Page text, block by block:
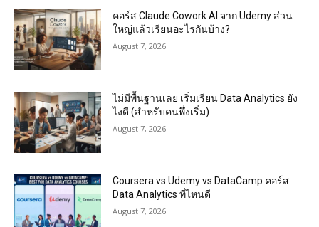
คอร์ส Claude Cowork AI จาก Udemy ส่วน
ใหญ่แล้วเรียนอะไรกันบ้าง?
August 7, 2026
ไม่มีพื้นฐานเลย เริ่มเรียน Data Analytics ยัง
ไงดี (สำหรับคนพึ่งเริ่ม)
August 7, 2026
Coursera vs Udemy vs DataCamp คอร์ส
Data Analytics ที่ไหนดี
August 7, 2026